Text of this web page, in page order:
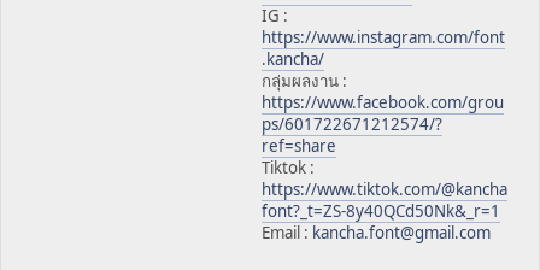
IG :
https://www.instagram.com/font
.kancha/
กลุ่มผลงาน :
https://www.facebook.com/grou
ps/601722671212574/?
ref=share
Tiktok :
https://www.tiktok.com/@kancha
font?_t=ZS-8y40QCd50Nk&_r=1
Email : kancha.font@gmail.com